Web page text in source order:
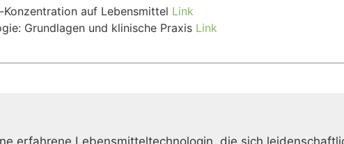
auf Lebensmittel Link
Grundlagen und klinische Praxis Link